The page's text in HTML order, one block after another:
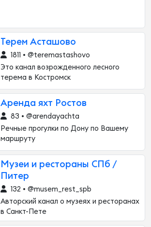
Терем Асташово
1811 • @teremastashovo
Это канал возрожденного лесного
терема в Костромск
Аренда яхт Ростов
83 • @arendayachta
Речные прогулки по Дону по Вашему
маршруту
Музеи и рестораны СПб /
Питер
132 • @musem_rest_spb
Авторский канал о музеях и ресторанах
в Санкт-Пете